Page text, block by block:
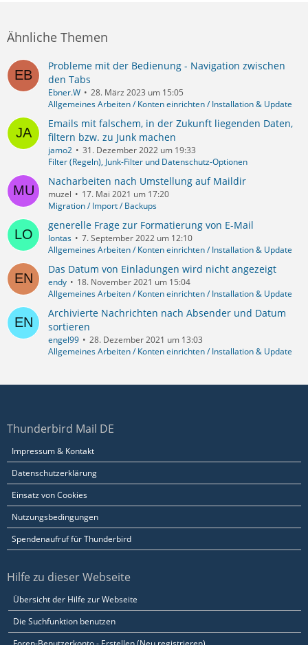
Ähnliche Themen
Probleme mit der Bedienung - Navigation zwischen
den Tabs
Ebner.W
28. März 2023 um 15:05
Allgemeines Arbeiten / Konten einrichten / Installation & Update
Emails mit falschem, in der Zukunft liegenden Daten,
filtern bzw. zu Junk machen
jamo2
31. Dezember 2022 um 19:33
Filter (Regeln), Junk-Filter und Datenschutz-Optionen
Nacharbeiten nach Umstellung auf Maildir
muzel
17. Mai 2021 um 17:20
Migration / Import / Backups
generelle Frage zur Formatierung von E-Mail
lontas
7. September 2022 um 12:10
Allgemeines Arbeiten / Konten einrichten / Installation & Update
Das Datum von Einladungen wird nicht angezeigt
endy
18. November 2021 um 15:04
Allgemeines Arbeiten / Konten einrichten / Installation & Update
Archivierte Nachrichten nach Absender und Datum
sortieren
engel99
28. Dezember 2021 um 13:03
Allgemeines Arbeiten / Konten einrichten / Installation & Update
Thunderbird Mail DE
Impressum & Kontakt
Datenschutzerklärung
Einsatz von Cookies
Nutzungsbedingungen
Spendenaufruf für Thunderbird
Hilfe zu dieser Webseite
Übersicht der Hilfe zur Webseite
Die Suchfunktion benutzen